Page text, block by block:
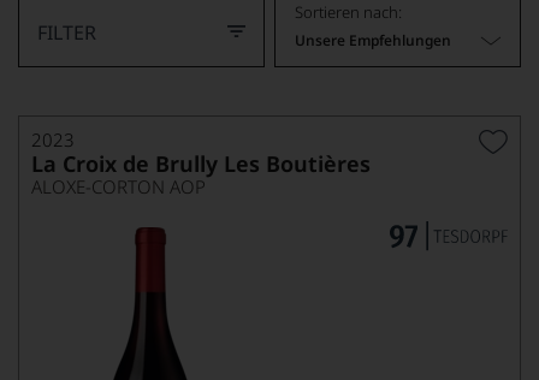
FILTER
Sortieren nach:
Unsere Empfehlungen
2023
La Croix de Brully Les Boutières
ALOXE-CORTON AOP